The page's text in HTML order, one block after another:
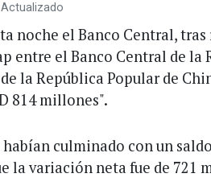
Actualizado
noche el Banco Central, tras
entre el Banco Central de
la República Popular de
814 millones".
habían culminado con un
la variación neta fue de 721